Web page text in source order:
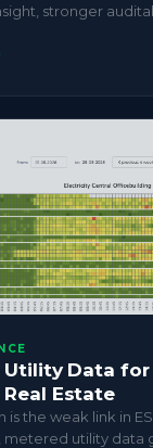
stronger
Data for
Estate
is the weak link in
utility data